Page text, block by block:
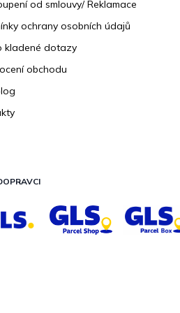
od smlouvy/ Reklamace
ochrany osobních údajů
kladené dotazy
obchodu